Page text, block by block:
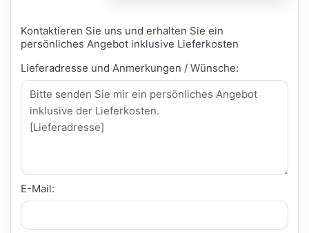
Kontaktieren Sie uns und erhalten Sie ein
persönliches Angebot inklusive Lieferkosten
Lieferadresse und Anmerkungen / Wünsche:
E-Mail: